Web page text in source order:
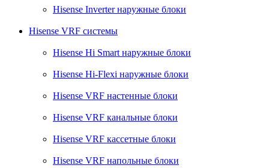
Hisense Inverter наружные блоки
Hisense VRF системы
Hisense Hi Smart наружные блоки
Hisense Hi-Flexi наружные блоки
Hisense VRF настенные блоки
Hisense VRF канальные блоки
Hisense VRF кассетные блоки
Hisense VRF напольные блоки